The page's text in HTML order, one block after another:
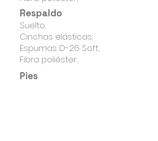
Respaldo
Suelto;
Cinchas elásticas;
Espumas D-26 Soft;
Fibra poliéster;
Pies